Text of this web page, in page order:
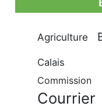
Agriculture
Calais
Commission
Courrier